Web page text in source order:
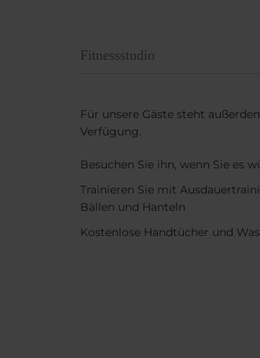
Fitnessstudio
Für unsere Gäste steht
Verfügung.
Besuchen Sie ihn, wenn Sie es
Trainieren Sie mit
Bällen und Hanteln
Kostenlose Handtücher und